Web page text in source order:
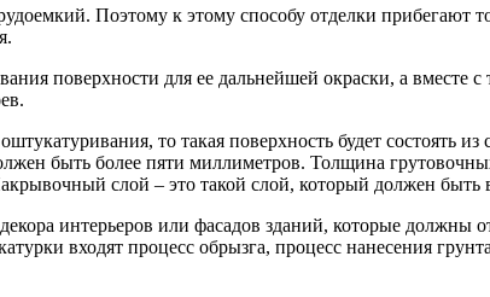
Поэтому к этому способу отделки прибегают
поверхности для ее дальнейшей окраски, а вместе
то такая поверхность будет состоять из
быть более пяти миллиметров. Толщина
слой – это такой слой, который должен
интерьеров или фасадов зданий, которые
входят процесс обрызга, процесс нанесения